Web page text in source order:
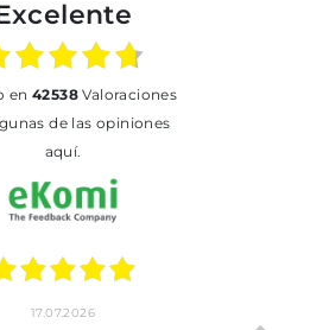
en 42538Valoraciones
aquí.
17.07.2026